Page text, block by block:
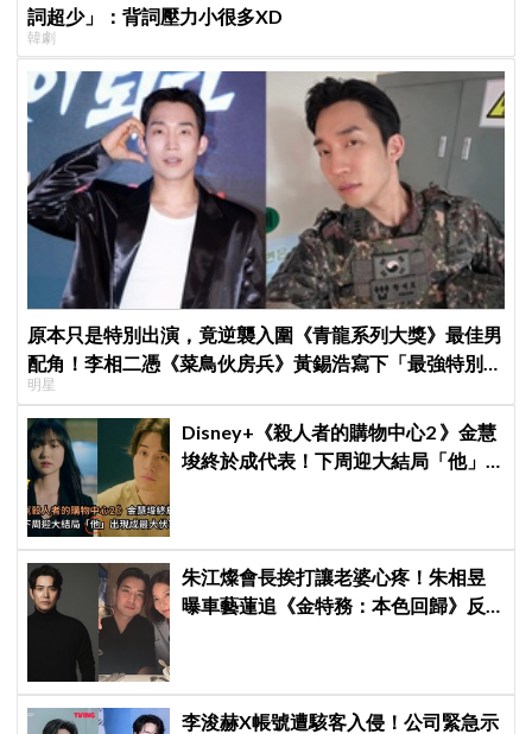
詞超少」：背詞壓力小很多XD
韓劇
原本只是特別出演，竟逆襲入圍《青龍系列大獎》最佳男
配角！李相二憑《菜鳥伙房兵》黃錫浩寫下「最強特別出
演」傳奇
明星
Disney+《殺人者的購物中心2 》金慧
埈終於成代表！下周迎大結局「他」
朱江燦會長挨打讓老婆心疼！朱相昱
曝車藝蓮追《金特務：本色回歸》反
李浚赫X帳號遭駭客入侵！公司緊急示